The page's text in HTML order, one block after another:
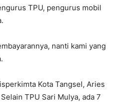
TPU, pengurus mobil
nanti kami yang
Kota Tangsel, Aries
TPU Sari Mulya, ada 7